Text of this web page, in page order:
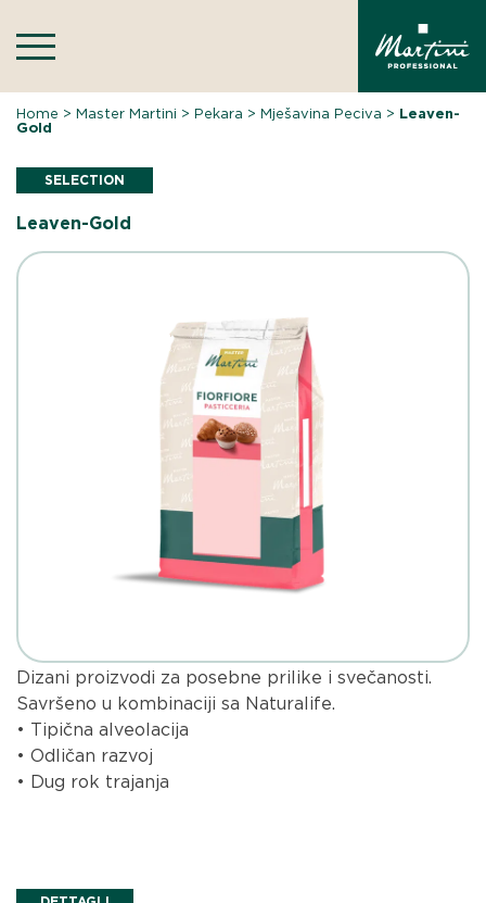
content
Home >Master Martini >Pekara >Mješavina Peciva > Leaven-
Gold
SELECTION
Leaven-Gold
Dizani proizvodi za posebne prilike i svečanosti.
Savršeno u kombinaciji sa Naturalife.
• Tipična alveolacija
• Odličan razvoj
• Dug rok trajanja